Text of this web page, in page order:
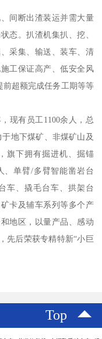
间断出渣装运并需大量
态。扒渣机集扒、挖、
采集、输送、装车、清
工保证高产、低安全风
前超额完成任务工期等等
现有员工1100余人，总
地下煤矿、非煤矿山及
旗下拥有掘进机、掘锚
、单臂/多臂智能凿岩台
车、撬毛台车、拱架台
卡及辅车系列等多个产
地区，以量产品、感动
先后荣获专精特新“小巨
Top